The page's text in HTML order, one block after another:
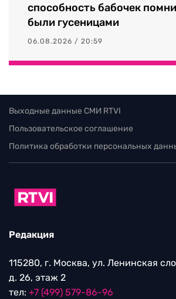
способность бабочек
были гусеницами
06.08.2026 / 20:59
Выходные данные СМИ RTVI
Пользовательское соглашение
Политика обработки персональных
Редакция
115280, г. Москва, ул. Ленинская
д. 26, этаж 2
тел: +7 (499) 579-86-96